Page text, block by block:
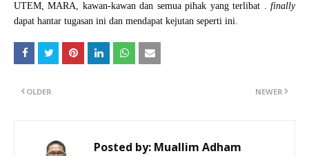
UTEM, MARA, kawan-kawan dan semua pihak yang terlibat . finally
dapat hantar tugasan ini dan mendapat kejutan seperti ini.
NEWER
OLDER
Posted by: Muallim Adham